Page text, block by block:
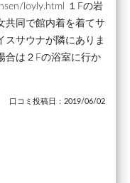
loyly.html １Fの岩
共同で館内着を着てサ
スサウナが隣にありま
合は２Fの浴室に行か
口コミ投稿日：2019/06/02